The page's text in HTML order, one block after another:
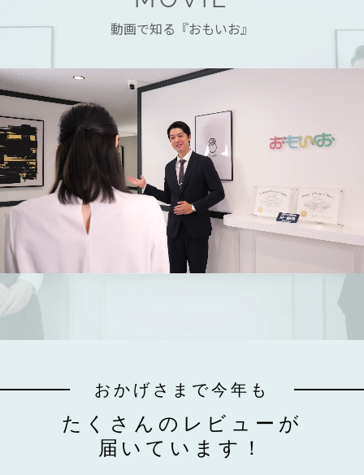
動画で知る『おもいお』
おかげさまで今年も
たくさんのレビューが
届いています！